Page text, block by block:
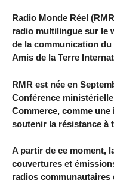
Radio Monde Réel
radio multilingue sur le
de la communication
Amis de la Terre
RMR est née en
Conférence
Commerce, comme
soutenir la résistance à
A partir de ce moment,
couvertures et
radios communautaires